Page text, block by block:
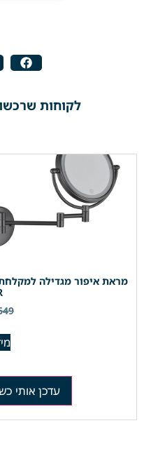
לקוחות
מראת איפור מגדילה
עדכן אותי